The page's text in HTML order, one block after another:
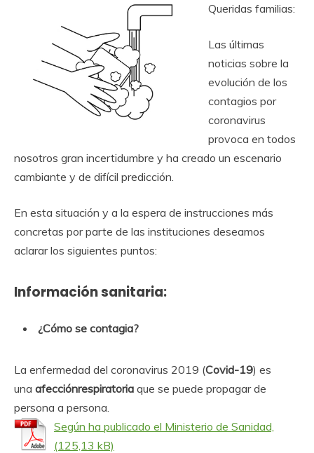
Queridas familias:
Las últimas
noticias sobre la
evolución de los
contagios por
coronavirus
provoca en todos
nosotros gran incertidumbre y ha creado un escenario
cambiante y de difícil predicción.
En esta situación y a la espera de instrucciones más
concretas por parte de las instituciones deseamos
aclarar los siguientes puntos:
Información sanitaria:
¿Cómo se contagia?
La enfermedad del coronavirus 2019 (Covid-19) es
una afecciónrespiratoria que se puede propagar de
persona a persona.
Según ha publicado el Ministerio de Sanidad,